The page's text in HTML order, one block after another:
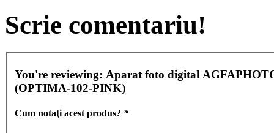
Scrie comentariu!
You're reviewing: Aparat foto digital
(OPTIMA-102-PINK)
Cum notaţi acest produs? *